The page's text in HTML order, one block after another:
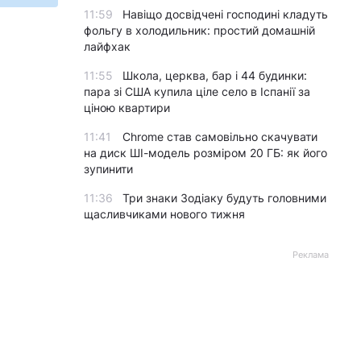
11:59
Навіщо досвідчені господині кладуть
фольгу в холодильник: простий домашній
лайфхак
11:55
Школа, церква, бар і 44 будинки:
пара зі США купила ціле село в Іспанії за
ціною квартири
11:41
Chrome став самовільно скачувати
на диск ШІ-модель розміром 20 ГБ: як його
зупинити
11:36
Три знаки Зодіаку будуть головними
щасливчиками нового тижня
Реклама